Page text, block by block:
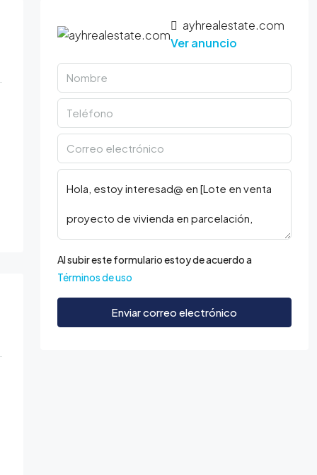
ayhrealestate.com
Ver anuncio
Al subir este formulario estoy de acuerdo a
Términos de uso
Enviar correo electrónico